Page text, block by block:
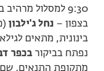
9:30 למסלול
בצפון – נחל ג'ילבון
בינונית, מתאים לגילאי 10
נפתח בביקור בכפר
מתקופת התנאים,